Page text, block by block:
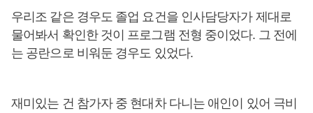
우리조 같은 경우도 졸업 요건을 인사담당자가 제대로
물어봐서 확인한 것이 프로그램 전형 중이었다. 그 전에
는 공란으로 비워둔 경우도 있었다.
재미있는 건 참가자 중 현대차 다니는 애인이 있어 극비